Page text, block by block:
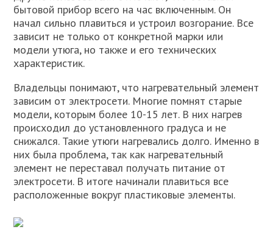
бытовой прибор всего на час включенным. Он
начал сильно плавиться и устроил возгорание. Все
зависит не только от конкретной марки или
модели утюга, но также и его технических
характеристик.
Владельцы понимают, что нагревательный элемент
зависим от электросети. Многие помнят старые
модели, которым более 10-15 лет. В них нагрев
происходил до установленного градуса и не
снижался. Такие утюги нагревались долго. Именно в
них была проблема, так как нагревательный
элемент не переставал получать питание от
электросети. В итоге начинали плавиться все
расположенные вокруг пластиковые элементы.